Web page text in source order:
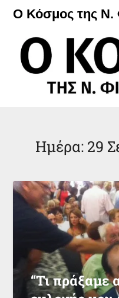
Μετάβαση
περιεχόμενο
Ο Κόσμος της Ν.
Ημέρα: 29
“Τι πράξαμε